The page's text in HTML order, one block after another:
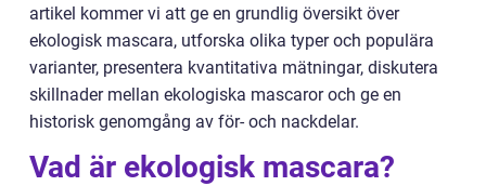
artikel kommer vi att ge en grundlig översikt över
ekologisk mascara, utforska olika typer och populära
varianter, presentera kvantitativa mätningar, diskutera
skillnader mellan ekologiska mascaror och ge en
historisk genomgång av för- och nackdelar.
Vad är ekologisk mascara?